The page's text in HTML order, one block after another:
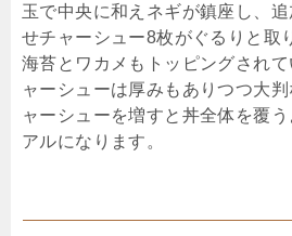
玉で中央に和えネギが鎮座し、
せチャーシュー8枚がぐるりと取
海苔とワカメもトッピングされ
ャーシューは厚みもありつつ大
ャーシューを増すと丼全体を覆
アルになります。